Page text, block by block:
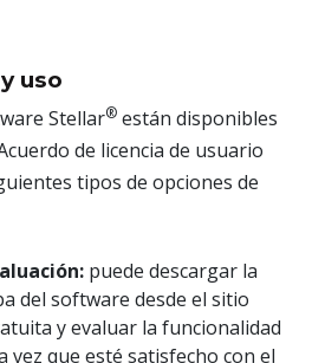
de prensa
uso
Stellar®están disponibles
de licencia de usuario
tipos de opciones de
puede descargar la
del software desde el sitio
y evaluar la funcionalidad
vez que esté satisfecho con el